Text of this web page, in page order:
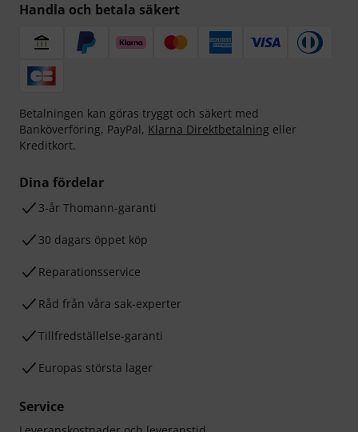
Handla och betala säkert
Betalningen kan göras tryggt och säkert med
Banköverföring, PayPal, Klarna Direktbetalning eller
Kreditkort.
Dina fördelar
3-år Thomann-garanti
30 dagars öppet köp
Reparationsservice
Råd från våra sak-experter
Tillfredställelse-garanti
Europas största lager
Service